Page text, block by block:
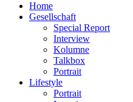
Home
Gesellschaft
Special Report
Interview
Kolumne
Talkbox
Portrait
Lifestyle
Portrait